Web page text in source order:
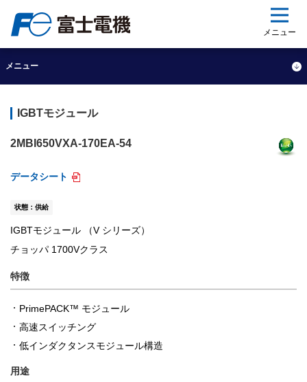
メニュー
メニュー
IGBTモジュール
2MBI650VXA-170EA-54
データシート
状態：供給
IGBTモジュール （V シリーズ）
チョッパ 1700Vクラス
特徴
PrimePACK™ モジュール
高速スイッチング
低インダクタンスモジュール構造
用途